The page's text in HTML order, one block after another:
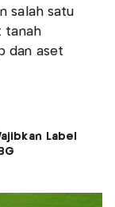
salah satu
tanah
dan aset
Label